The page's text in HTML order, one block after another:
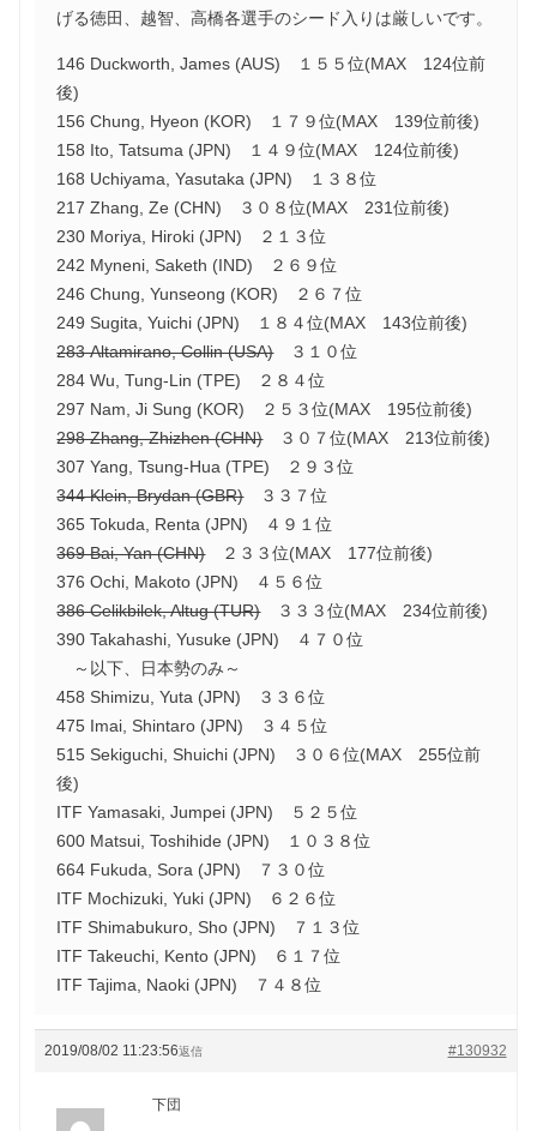
げる徳田、越智、高橋各選手のシード入りは厳しいです。
146 Duckworth, James (AUS) １５５位(MAX 124位前
後)
156 Chung, Hyeon (KOR) １７９位(MAX 139位前後)
158 Ito, Tatsuma (JPN) １４９位(MAX 124位前後)
168 Uchiyama, Yasutaka (JPN) １３８位
217 Zhang, Ze (CHN) ３０８位(MAX 231位前後)
230 Moriya, Hiroki (JPN) ２１３位
242 Myneni, Saketh (IND) ２６９位
246 Chung, Yunseong (KOR) ２６７位
249 Sugita, Yuichi (JPN) １８４位(MAX 143位前後)
283 Altamirano, Collin (USA)３１０位
284 Wu, Tung-Lin (TPE) ２８４位
297 Nam, Ji Sung (KOR) ２５３位(MAX 195位前後)
298 Zhang, Zhizhen (CHN)３０７位(MAX 213位前後)
307 Yang, Tsung-Hua (TPE) ２９３位
344 Klein, Brydan (GBR)３３７位
365 Tokuda, Renta (JPN) ４９１位
369 Bai, Yan (CHN)２３３位(MAX 177位前後)
376 Ochi, Makoto (JPN) ４５６位
386 Celikbilek, Altug (TUR)３３３位(MAX 234位前後)
390 Takahashi, Yusuke (JPN) ４７０位
～以下、日本勢のみ～
458 Shimizu, Yuta (JPN) ３３６位
475 Imai, Shintaro (JPN) ３４５位
515 Sekiguchi, Shuichi (JPN) ３０６位(MAX 255位前
後)
ITF Yamasaki, Jumpei (JPN) ５２５位
600 Matsui, Toshihide (JPN) １０３８位
664 Fukuda, Sora (JPN) ７３０位
ITF Mochizuki, Yuki (JPN) ６２６位
ITF Shimabukuro, Sho (JPN) ７１３位
ITF Takeuchi, Kento (JPN) ６１７位
ITF Tajima, Naoki (JPN) ７４８位
2019/08/02 11:23:56 #130932
返信
下団